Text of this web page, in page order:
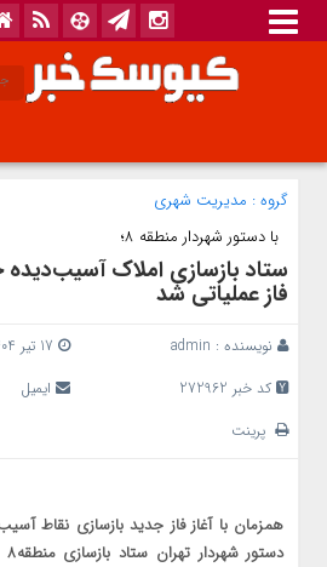
گروه : مدیریت شهری
‍ ‍ با دستور شهردار منطقه ۸؛
فاز عملیاتی شد
نویسنده : admin
کد خبر 272962
ایمیل
پرینت